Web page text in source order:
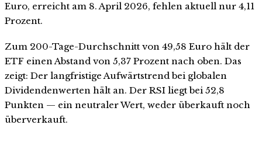
Euro, erreicht am 8. April 2026, fehlen aktuell nur 4,11
Prozent.
Zum 200-Tage-Durchschnitt von 49,58 Euro hält der
ETF einen Abstand von 5,37 Prozent nach oben. Das
zeigt: Der langfristige Aufwärtstrend bei globalen
Dividendenwerten hält an. Der RSI liegt bei 52,8
Punkten — ein neutraler Wert, weder überkauft noch
überverkauft.